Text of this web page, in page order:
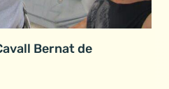
Bernat de